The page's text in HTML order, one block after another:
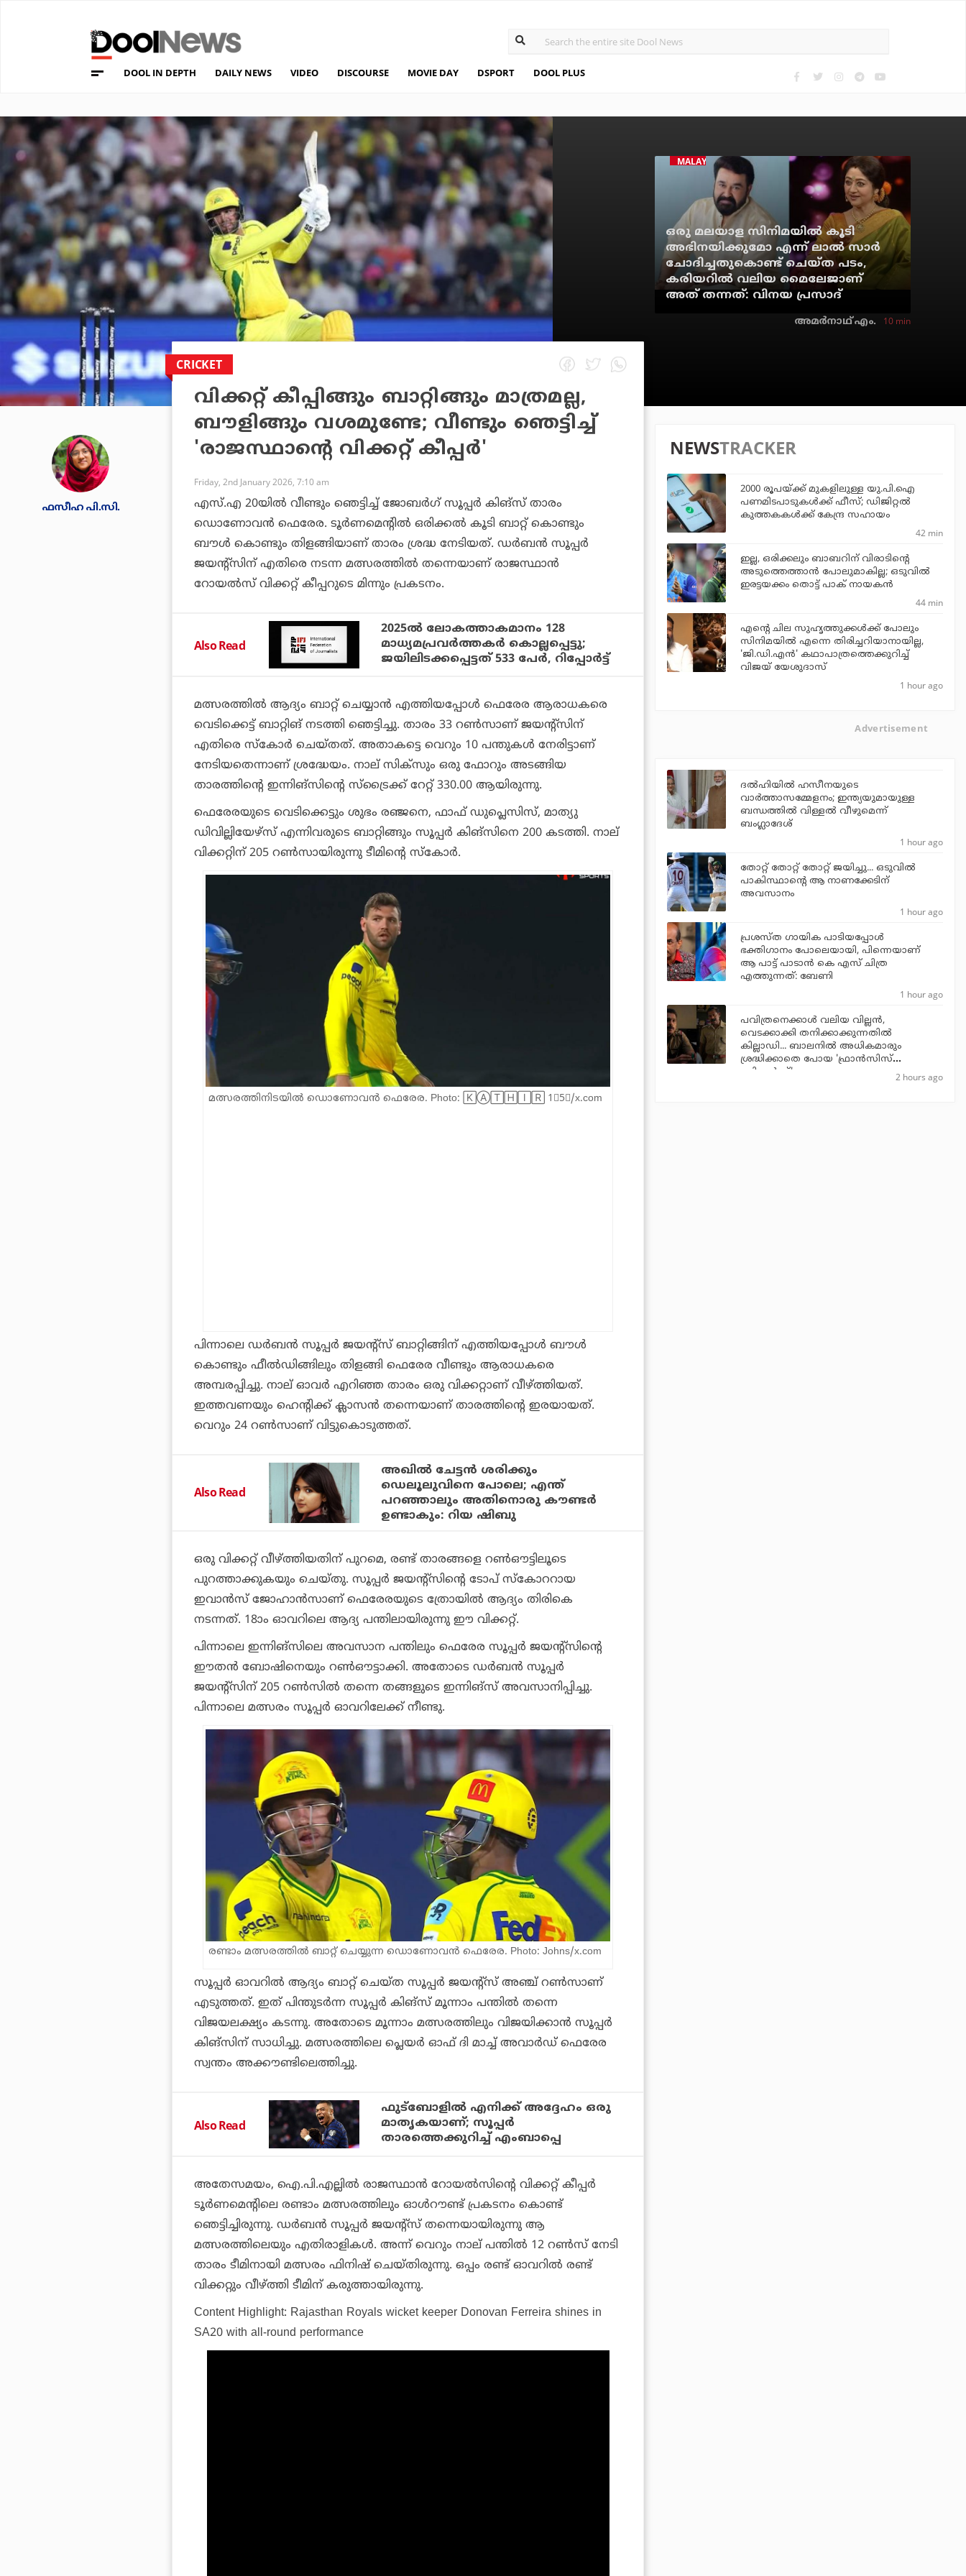
DOOL IN DEPTH DAILY NEWS VIDEO DISCOURSE MOVIE DAY DSPORT DOOL PLUS
MALAYALAM CINEMA
ഒരു മലയാള സിനിമയില്‍ കൂടി
അഭിനയിക്കുമോ എന്ന് ലാല്‍ സാര്‍
ചോദിച്ചതുകൊണ്ട് ചെയ്ത പടം,
കരിയറില്‍ വലിയ മൈലേജാണ്
അത് തന്നത്: വിനയ പ്രസാദ്
അമര്‍നാഥ് എം. 10 min
ഫസീഹ പി.സി.
CRICKET
വിക്കറ്റ് കീപ്പിങ്ങും ബാറ്റിങ്ങും മാത്രമല്ല,
ബൗളിങ്ങും വശമുണ്ടേ; വീണ്ടും ഞെട്ടിച്ച്
'രാജസ്ഥാന്റെ വിക്കറ്റ് കീപ്പര്‍'
Friday, 2nd January 2026, 7:10 am
എസ്.എ 20യില്‍ വീണ്ടും ഞെട്ടിച്ച് ജോബര്‍ഗ് സൂപ്പര്‍ കിങ്സ് താരം
ഡൊണോവന്‍ ഫെരേര. ടൂര്‍ണമെന്റില്‍ ഒരിക്കല്‍ കൂടി ബാറ്റ് കൊണ്ടും
ബൗള്‍ കൊണ്ടും തിളങ്ങിയാണ് താരം ശ്രദ്ധ നേടിയത്. ഡര്‍ബന്‍ സൂപ്പര്‍
ജയന്റ്‌സിന് എതിരെ നടന്ന മത്സരത്തില്‍ തന്നെയാണ് രാജസ്ഥാന്‍
റോയല്‍സ് വിക്കറ്റ് കീപ്പറുടെ മിന്നും പ്രകടനം.
Also Read
2025ല്‍ ലോകത്താകമാനം 128
മാധ്യമപ്രവര്‍ത്തകര്‍ കൊല്ലപ്പെട്ടു;
ജയിലിടക്കപ്പെട്ടത് 533 പേർ, റിപ്പോര്‍ട്ട്
മത്സരത്തില്‍ ആദ്യം ബാറ്റ് ചെയ്യാന്‍ എത്തിയപ്പോള്‍ ഫെരേര ആരാധകരെ
വെടിക്കെട്ട് ബാറ്റിങ് നടത്തി ഞെട്ടിച്ചു. താരം 33 റണ്‍സാണ് ജയന്റ്‌സിന്
എതിരെ സ്‌കോര്‍ ചെയ്തത്. അതാകട്ടെ വെറും 10 പന്തുകള്‍ നേരിട്ടാണ്
നേടിയതെന്നാണ് ശ്രദ്ധേയം. നാല് സിക്സും ഒരു ഫോറും അടങ്ങിയ
താരത്തിന്റെ ഇന്നിങ്‌സിന്റെ സ്‌ട്രൈക്ക് റേറ്റ് 330.00 ആയിരുന്നു.
ഫെരേരയുടെ വെടിക്കെട്ടും ശുഭം രഞ്ജനെ, ഫാഫ് ഡുപ്ലെസിസ്, മാത്യു
ഡിവില്ലിയേഴ്‌സ് എന്നിവരുടെ ബാറ്റിങ്ങും സൂപ്പര്‍ കിങ്‌സിനെ 200 കടത്തി. നാല്
വിക്കറ്റിന് 205 റണ്‍സായിരുന്നു ടീമിന്റെ സ്‌കോര്‍.
മത്സരത്തിനിടയിൽ ഡൊണോവൻ ഫെരേര. Photo: 🄺Ⓐ🅃🄷🄸🅁 1⃣5⃣/x.com
പിന്നാലെ ഡര്‍ബന്‍ സൂപ്പര്‍ ജയന്റ്‌സ് ബാറ്റിങ്ങിന് എത്തിയപ്പോള്‍ ബൗള്‍
കൊണ്ടും ഫീല്‍ഡിങ്ങിലും തിളങ്ങി ഫെരേര വീണ്ടും ആരാധകരെ
അമ്പരപ്പിച്ചു. നാല് ഓവര്‍ എറിഞ്ഞ താരം ഒരു വിക്കറ്റാണ് വീഴ്ത്തിയത്.
ഇത്തവണയും ഹെന്റിക്ക് ക്ലാസന്‍ തന്നെയാണ് താരത്തിന്റെ ഇരയായത്.
വെറും 24 റണ്‍സാണ് വിട്ടുകൊടുത്തത്.
Also Read
അഖില്‍ ചേട്ടന്‍ ശരിക്കും
ഡെലൂലുവിനെ പോലെ; എന്ത്
പറഞ്ഞാലും അതിനൊരു കൗണ്ടര്‍
ഉണ്ടാകും: റിയ ഷിബു
ഒരു വിക്കറ്റ് വീഴ്ത്തിയതിന് പുറമെ, രണ്ട് താരങ്ങളെ റണ്‍ഔട്ടിലൂടെ
പുറത്താക്കുകയും ചെയ്തു. സൂപ്പര്‍ ജയന്റ്‌സിന്റെ ടോപ് സ്‌കോററായ
ഇവാന്‍സ് ജോഹാന്‍സാണ് ഫെരേരയുടെ ത്രോയില്‍ ആദ്യം തിരികെ
നടന്നത്. 18ാം ഓവറിലെ ആദ്യ പന്തിലായിരുന്നു ഈ വിക്കറ്റ്.
പിന്നാലെ ഇന്നിങ്‌സിലെ അവസാന പന്തിലും ഫെരേര സൂപ്പര്‍ ജയന്റ്‌സിന്റെ
ഈതന്‍ ബോഷിനെയും റണ്‍ഔട്ടാക്കി. അതോടെ ഡര്‍ബന്‍ സൂപ്പര്‍
ജയന്റ്‌സിന് 205 റണ്‍സില്‍ തന്നെ തങ്ങളുടെ ഇന്നിങ്സ് അവസാനിപ്പിച്ചു.
പിന്നാലെ മത്സരം സൂപ്പര്‍ ഓവറിലേക്ക് നീണ്ടു.
രണ്ടാം മത്സരത്തിൽ ബാറ്റ് ചെയ്യുന്ന ഡൊണോവൻ ഫെരേര. Photo: Johns/x.com
സൂപ്പര്‍ ഓവറില്‍ ആദ്യം ബാറ്റ് ചെയ്ത സൂപ്പര്‍ ജയന്റ്‌സ് അഞ്ച് റണ്‍സാണ്
എടുത്തത്. ഇത് പിന്തുടര്‍ന്ന സൂപ്പര്‍ കിങ്സ് മൂന്നാം പന്തില്‍ തന്നെ
വിജയലക്ഷ്യം കടന്നു. അതോടെ മൂന്നാം മത്സരത്തിലും വിജയിക്കാന്‍ സൂപ്പര്‍
കിങ്‌സിന് സാധിച്ചു. മത്സരത്തിലെ പ്ലെയര്‍ ഓഫ് ദി മാച്ച് അവാര്‍ഡ് ഫെരേര
സ്വന്തം അക്കൗണ്ടിലെത്തിച്ചു.
Also Read
ഫുട്‌ബോളില്‍ എനിക്ക് അദ്ദേഹം ഒരു
മാതൃകയാണ്; സൂപ്പര്‍
താരത്തെക്കുറിച്ച് എംബാപ്പെ
അതേസമയം, ഐ.പി.എല്ലില്‍ രാജസ്ഥാന്‍ റോയല്‍സിന്റെ വിക്കറ്റ് കീപ്പര്‍
ടൂര്‍ണമെന്റിലെ രണ്ടാം മത്സരത്തിലും ഓള്‍റൗണ്ട് പ്രകടനം കൊണ്ട്
ഞെട്ടിച്ചിരുന്നു. ഡര്‍ബന്‍ സൂപ്പര്‍ ജയന്റ്‌സ് തന്നെയായിരുന്നു ആ
മത്സരത്തിലെയും എതിരാളികള്‍. അന്ന് വെറും നാല് പന്തില്‍ 12 റണ്‍സ് നേടി
താരം ടീമിനായി മത്സരം ഫിനിഷ് ചെയ്തിരുന്നു. ഒപ്പം രണ്ട് ഓവറില്‍ രണ്ട്
വിക്കറ്റും വീഴ്ത്തി ടീമിന് കരുത്തായിരുന്നു.
Content Highlight: Rajasthan Royals wicket keeper Donovan Ferreira shines in
SA20 with all-round performance
NEWSTRACKER
2000 രൂപയ്ക്ക് മുകളിലുള്ള യു.പി.ഐ
പണമിടപാടുകള്‍ക്ക് ഫീസ്; ഡിജിറ്റല്‍
കുത്തകകള്‍ക്ക് കേന്ദ്ര സഹായം
42 min
ഇല്ല, ഒരിക്കലും ബാബറിന് വിരാടിന്റെ
അടുത്തെത്താന്‍ പോലുമാകില്ല; ഒടുവില്‍
ഇരട്ടയക്കം തൊട്ട് പാക് നായകന്‍
44 min
എന്റെ ചില സുഹൃത്തുക്കൾക്ക് പോലും
സിനിമയിൽ എന്നെ തിരിച്ചറിയാനായില്ല,
'ജി.ഡി.എൻ' കഥാപാത്രത്തെക്കുറിച്ച്
വിജയ് യേശുദാസ്
1 hour ago
Advertisement
ദല്‍ഹിയില്‍ ഹസീനയുടെ
വാര്‍ത്താസമ്മേളനം; ഇന്ത്യയുമായുള്ള
ബന്ധത്തില്‍ വിള്ളല്‍ വീഴുമെന്ന്
ബംഗ്ലാദേശ്
1 hour ago
തോറ്റ് തോറ്റ് തോറ്റ് ജയിച്ചു... ഒടുവില്‍
പാകിസ്ഥാന്റെ ആ നാണക്കേടിന്
അവസാനം
1 hour ago
പ്രശസ്ത ഗായിക പാടിയപ്പോൾ
ഭക്തിഗാനം പോലെയായി, പിന്നെയാണ്
ആ പാട്ട് പാടാൻ കെ എസ് ചിത്ര
എത്തുന്നത്: ബേണി
1 hour ago
പവിത്രനെക്കാള്‍ വലിയ വില്ലന്‍,
വെടക്കാക്കി തനിക്കാക്കുന്നതില്‍
കില്ലാഡി... ബാലനില്‍ അധികമാരും
ശ്രദ്ധിക്കാതെ പോയ 'ഫ്രാന്‍സിസ്
ബ്രില്യന്‍സ്'
2 hours ago